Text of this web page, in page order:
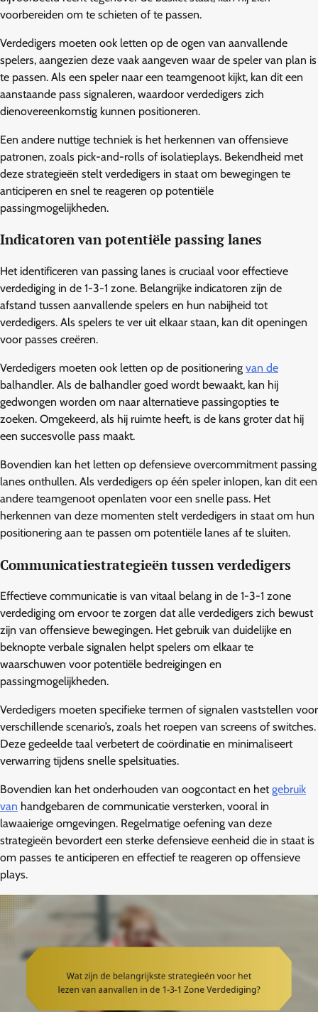
voorbereiden om te schieten of te passen.
Verdedigers moeten ook letten op de ogen van aanvallende
spelers, aangezien deze vaak aangeven waar de speler van plan is
te passen. Als een speler naar een teamgenoot kijkt, kan dit een
aanstaande pass signaleren, waardoor verdedigers zich
dienovereenkomstig kunnen positioneren.
Een andere nuttige techniek is het herkennen van offensieve
patronen, zoals pick-and-rolls of isolatieplays. Bekendheid met
deze strategieën stelt verdedigers in staat om bewegingen te
anticiperen en snel te reageren op potentiële
passingmogelijkheden.
Indicatoren van potentiële passing lanes
Het identificeren van passing lanes is cruciaal voor effectieve
verdediging in de 1-3-1 zone. Belangrijke indicatoren zijn de
afstand tussen aanvallende spelers en hun nabijheid tot
verdedigers. Als spelers te ver uit elkaar staan, kan dit openingen
voor passes creëren.
Verdedigers moeten ook letten op de positionering van de
balhandler. Als de balhandler goed wordt bewaakt, kan hij
gedwongen worden om naar alternatieve passingopties te
zoeken. Omgekeerd, als hij ruimte heeft, is de kans groter dat hij
een succesvolle pass maakt.
Bovendien kan het letten op defensieve overcommitment passing
lanes onthullen. Als verdedigers op één speler inlopen, kan dit een
andere teamgenoot openlaten voor een snelle pass. Het
herkennen van deze momenten stelt verdedigers in staat om hun
positionering aan te passen om potentiële lanes af te sluiten.
Communicatiestrategieën tussen verdedigers
Effectieve communicatie is van vitaal belang in de 1-3-1 zone
verdediging om ervoor te zorgen dat alle verdedigers zich bewust
zijn van offensieve bewegingen. Het gebruik van duidelijke en
beknopte verbale signalen helpt spelers om elkaar te
waarschuwen voor potentiële bedreigingen en
passingmogelijkheden.
Verdedigers moeten specifieke termen of signalen vaststellen voor
verschillende scenario’s, zoals het roepen van screens of switches.
Deze gedeelde taal verbetert de coördinatie en minimaliseert
verwarring tijdens snelle spelsituaties.
Bovendien kan het onderhouden van oogcontact en hetgebruik
van handgebaren de communicatie versterken, vooral in
lawaaierige omgevingen. Regelmatige oefening van deze
strategieën bevordert een sterke defensieve eenheid die in staat is
om passes te anticiperen en effectief te reageren op offensieve
plays.